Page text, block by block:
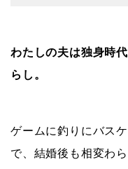
わたしの夫は独身時
らし。
ゲームに釣りにバス
で、結婚後も相変わら